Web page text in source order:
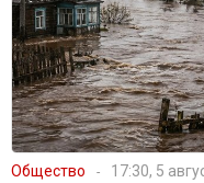
Общество 17:30, 5